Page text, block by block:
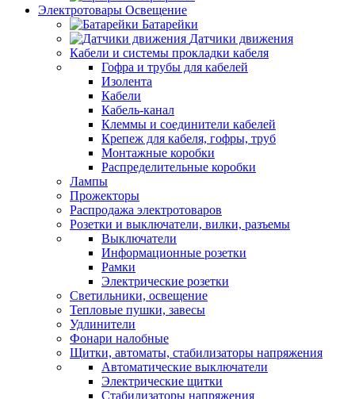
Электротовары Освещение
Батарейки
Датчики движения
Кабели и системы прокладки кабеля
Гофра и трубы для кабелей
Изолента
Кабели
Кабель-канал
Клеммы и соединители кабелей
Крепеж для кабеля, гофры, труб
Монтажные коробки
Распределительные коробки
Лампы
Прожекторы
Распродажа электротоваров
Розетки и выключатели, вилки, разъемы
Выключатели
Информационные розетки
Рамки
Электрические розетки
Светильники, освещение
Тепловые пушки, завесы
Удлинители
Фонари налобные
Щитки, автоматы, стабилизаторы напряжения
Автоматические выключатели
Электрические щитки
Стабилизаторы напряжения